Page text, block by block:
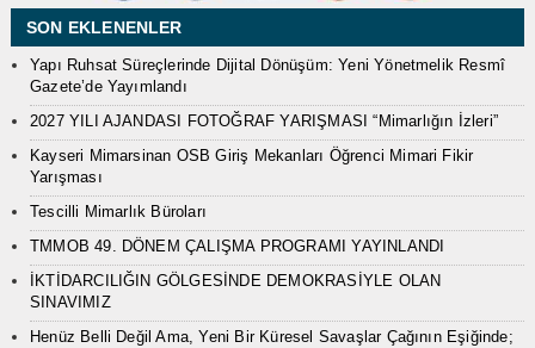
SON EKLENENLER
Yapı Ruhsat Süreçlerinde Dijital Dönüşüm: Yeni Yönetmelik Resmî
Gazete’de Yayımlandı
2027 YILI AJANDASI FOTOĞRAF YARIŞMASI “Mimarlığın İzleri”
Kayseri Mimarsinan OSB Giriş Mekanları Öğrenci Mimari Fikir
Yarışması
Tescilli Mimarlık Büroları
TMMOB 49. DÖNEM ÇALIŞMA PROGRAMI YAYINLANDI
İKTİDARCILIĞIN GÖLGESİNDE DEMOKRASİYLE OLAN
SINAVIMIZ
Henüz Belli Değil Ama, Yeni Bir Küresel Savaşlar Çağının Eşiğinde;